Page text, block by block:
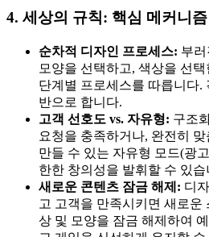
4. 세상의 규칙: 핵심 메커니즘
순차적 디자인 프로세스: 부
모양을 선택하고, 색상을 선
단계별 프로세스를 따릅니다.
반으로 합니다.
고객 선호도 vs. 자유형: 구조
요청을 충족하거나, 완전히
만들 수 있는 자유형 모드(광
한한 창의성을 발휘할 수 있습
새로운 콘텐츠 잠금 해제: 디
고 고객을 만족시키면 새로운
상 및 모양을 잠금 해제하여